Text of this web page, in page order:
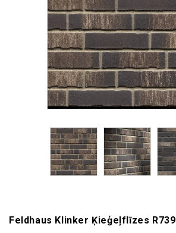
Feldhaus Klinker Ķieģeļflīzes R739